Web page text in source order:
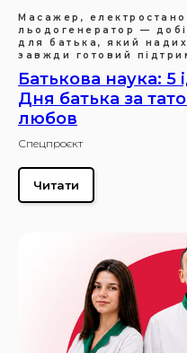
Масажер,
льодогенератор —
для батька, який
завжди готовий
Батькова наука: 5
Дня батька за
любов
Спецпроєкт
Читати